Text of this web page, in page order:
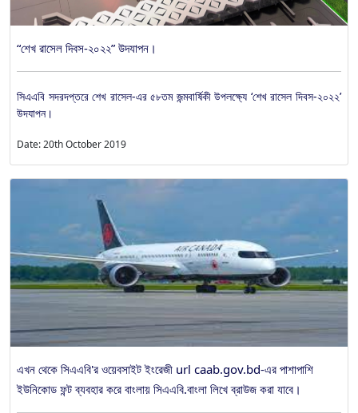
“শেখ রাসেল দিবস-২০২২” উদযাপন।
সিএএবি সদরদপ্তরে শেখ রাসেল-এর ৫৮তম জন্মবার্ষিকী উপলক্ষ্যে ‘শেখ রাসেল দিবস-২০২২’
উদযাপন।
Date: 20th October 2019
এখন থেকে সিএএবি'র ওয়েবসাইট ইংরেজী url caab.gov.bd-এর পাশাপাশি
ইউনিকোড ফন্ট ব্যবহার করে বাংলায় সিএএবি.বাংলা লিখে ব্রাউজ করা যাবে।